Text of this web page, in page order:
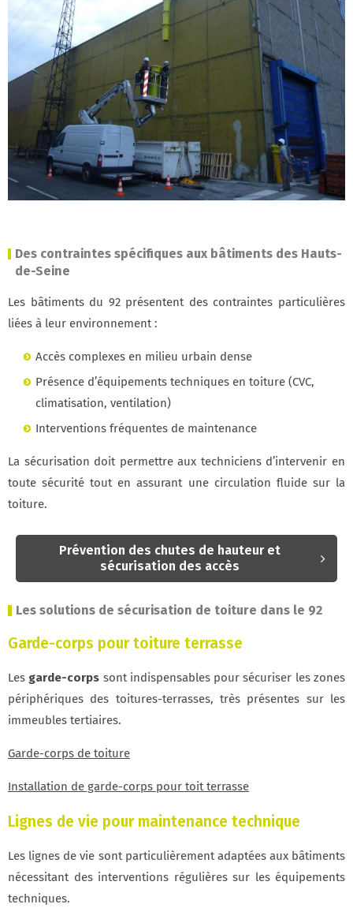
Des contraintes spécifiques aux bâtiments des Hauts-
de-Seine
Les bâtiments du 92 présentent des contraintes particulières
liées à leur environnement :
Accès complexes en milieu urbain dense
Présence d’équipements techniques en toiture (CVC,
climatisation, ventilation)
Interventions fréquentes de maintenance
La sécurisation doit permettre aux techniciens d’intervenir en
toute sécurité tout en assurant une circulation fluide sur la
toiture.
Prévention des chutes de hauteur et
sécurisation des accès
Les solutions de sécurisation de toiture dans le 92
Garde-corps pour toiture terrasse
Les garde-corps sont indispensables pour sécuriser les zones
périphériques des toitures-terrasses, très présentes sur les
immeubles tertiaires.
Garde-corps de toiture
Installation de garde-corps pour toit terrasse
Lignes de vie pour maintenance technique
Les lignes de vie sont particulièrement adaptées aux bâtiments
nécessitant des interventions régulières sur les équipements
techniques.